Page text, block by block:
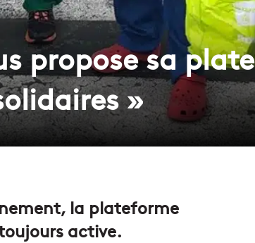
propose sa
»
la plateforme
active.